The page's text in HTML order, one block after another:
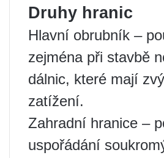
Druhy hranic
Hlavní obrubník –
zejména při stavbě
dálnic, které mají
zatížení.
Zahradní hranice –
uspořádání